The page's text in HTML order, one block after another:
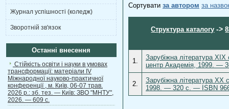
Журнал успішності (коледж)
Зворотній зв'язок
Останні внесення
Стійкість освіти і науки в умовах
трансформації: матеріали ІV
Міжнародної науково-практичної
конференції , м. Київ, 06-07 трав.
2026 р.: зб. тез. — Київ: ЗВО "МНТУ",
2026. — 609 с.
Сортувати за автором за
Структура каталогу ->
1.
Зарубіжна література
центр Академія, 1999. —
2.
Зарубіжна література
1998. — 320 с. — ISBN